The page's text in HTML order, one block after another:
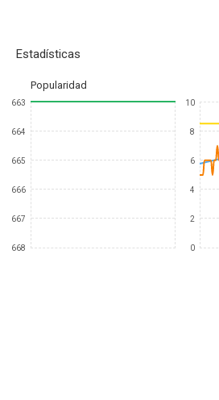
Estadísticas
Popularidad
663
664
665
666
667
668
10
8
6
4
2
0